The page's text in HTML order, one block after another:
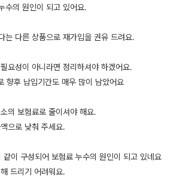
수의 원인이 되고 있어요.
는 다른 상품으로 재가입을 권유 드려요.
요성이 아니라면 정리하셔야 하겠어요.
향후 납입기간도 매우 많이 남았어요
의 보험료로 줄이셔야 해요.
으로 낮춰 주세요.
이 구성되어 보험료 누수의 원인이 되고 있네요
드리기 어려워요.